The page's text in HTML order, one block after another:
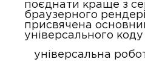
поєднати краще з
браузерного
присвячена
універсального
універсальна